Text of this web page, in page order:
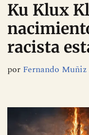
Ku Klux
racista
por Fernando Muñiz